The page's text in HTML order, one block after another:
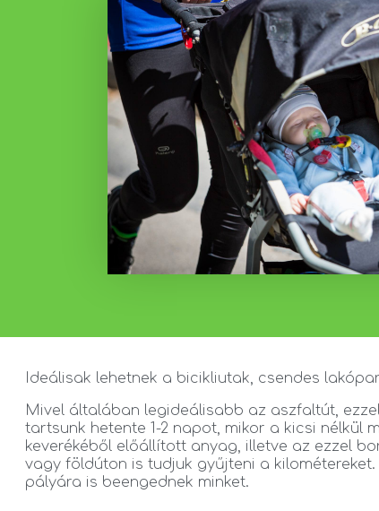
Ideálisak lehetnek a bicikliutak, csendes
Mivel általában legideálisabb az aszfaltút,
tartsunk hetente 1-2 napot, mikor a kicsi nélkül
keverékéből előállított anyag, illetve az ezzel
vagy földúton is tudjuk gyűjteni a
pályára is beengednek minket.